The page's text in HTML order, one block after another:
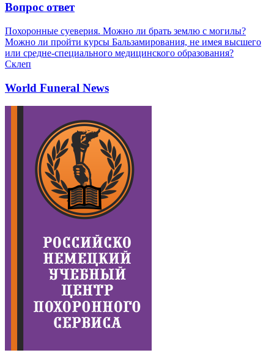
Вопрос ответ
Похоронные суеверия. Можно ли брать землю с могилы?
Можно ли пройти курсы Бальзамирования, не имея высшего
или средне-специального медицинского образования?
Склеп
World Funeral News